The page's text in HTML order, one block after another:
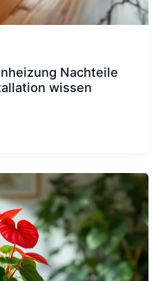
Nachteile
wissen